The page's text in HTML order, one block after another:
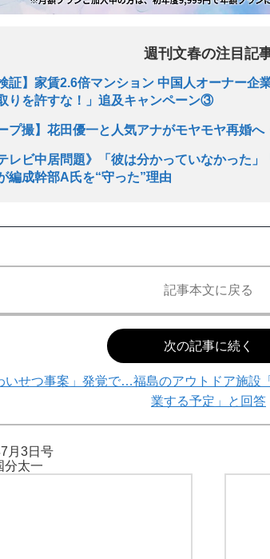
週刊文春の注目記
証】家賃2.6倍マンション 中国人オーナー企
りを許すな！」追及キャンペーン③
プ撮】花田優一と人気アナがモヤモヤ再婚へ
レビ中居問題》「彼は分かっていなかった
編成幹部A氏を“守った”理由
記事本文に戻る
次の記事に続く
いせつ事案」発覚で…福島のアウトドア施設
業する予定」と回答
月3日号
分太一